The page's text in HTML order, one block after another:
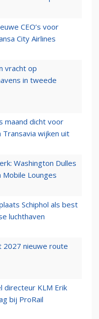
CEO’s voor
City Airlines
vracht op
in tweede
maand dicht voor
Transavia wijken uit
Washington Dulles
Lounges
Schiphol als best
luchthaven
2027 nieuwe route
directeur KLM Erik
bij ProRail